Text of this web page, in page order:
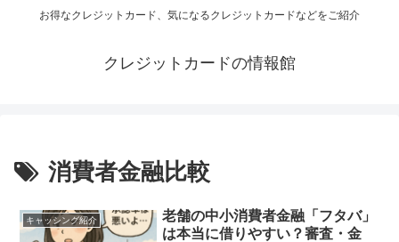
お得なクレジットカード、気になるクレジットカードなどをご紹介
クレジットカードの情報館
消費者金融比較
キャッシング紹介
老舗の中小消費者金融「フタバ」
は本当に借りやすい？審査・金